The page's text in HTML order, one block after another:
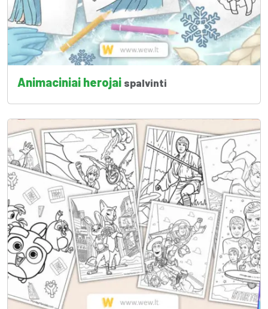
Animaciniai herojai spalvinti